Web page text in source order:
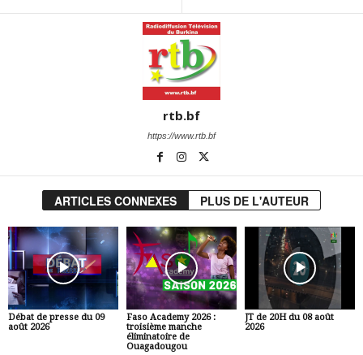
rtb.bf
https://www.rtb.bf
ARTICLES CONNEXES PLUS DE L'AUTEUR
Débat de presse du 09
août 2026
Faso Academy 2026 :
troisième manche
éliminatoire de
Ouagadougou
JT de 20H du 08 août
2026